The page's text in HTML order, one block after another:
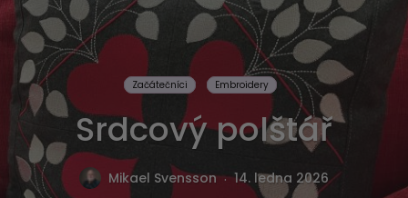
Začátečníci Embroidery
Srdcový polštář
Mikael Svensson . 14. ledna 2026